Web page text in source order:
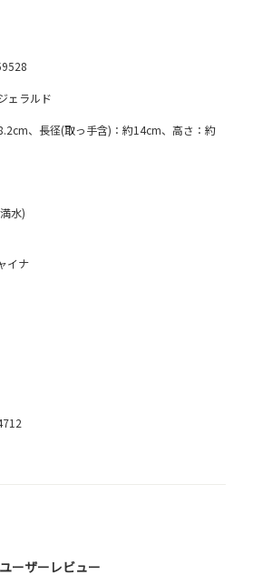
ェラルド
、長径(取っ手含)：約14cm、高さ：約
水)
イナ
ユーザーレビュー